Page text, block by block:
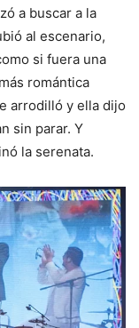
a buscar a la
al escenario,
si fuera una
romántica
arrodilló y ella dijo
sin parar. Y
la serenata.